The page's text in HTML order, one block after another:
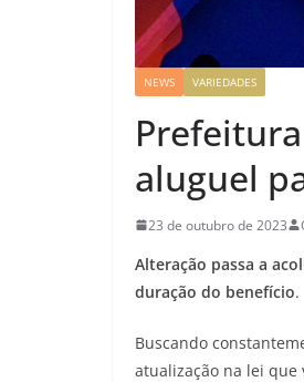
NEWS VARIEDADES
aluguel
23 de outubro de 2023
Alteração passa a
duração do benefício.
Buscando
atualização na lei que